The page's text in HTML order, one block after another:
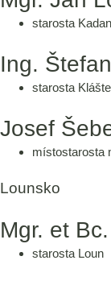
starosta
Ing.
starosta
Josef
místostarosta
Lounsko
Mgr. et
starosta Loun